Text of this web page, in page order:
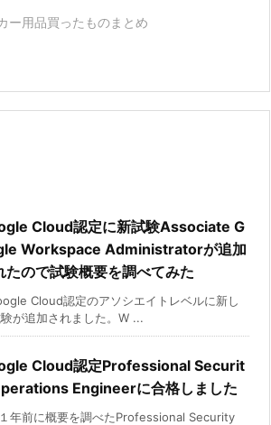
ー用品買ったものまとめ
Cloud認定に新試験Associate G
Workspace Administratorが追加
たので試験概要を調べてみた
Cloud認定のアソシエイトレベルに新し
が追加されました。W ...
Cloud認定Professional Securit
Engineerに合格しました
年前に概要を調べたProfessional Security